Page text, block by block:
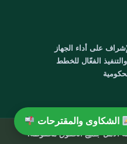
على أداء الجهاز
الفعّال للخطط
الشكاوى والمقترحات